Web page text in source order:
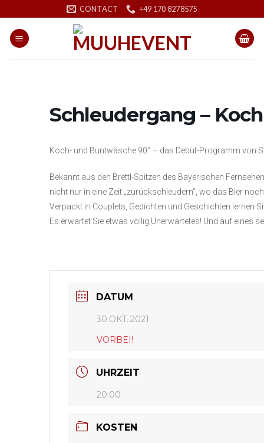
to
content
CONTACT +49 170 8278575
Schleudergang –
Koch- und Buntwäsche 90° – das Debüt-Programm von
Bekannt aus den Brettl-Spitzen des Bayerischen
nicht nur in eine Zeit „zurückschleudern“, wo das Bier
Verpackt in Couplets, Gedichten und Geschichten lernen
Es erwartet Sie etwas völlig Unerwartetes! Und auf eines
DATUM
30.OKT..2021
VORBEI!
UHRZEIT
20:00
KOSTEN